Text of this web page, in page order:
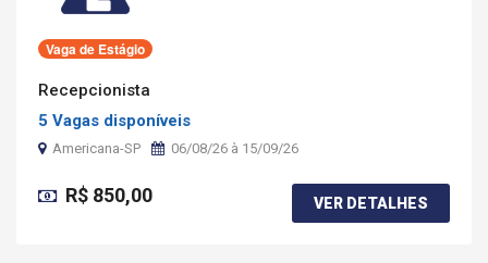
Vaga de Estágio
Recepcionista
5 Vagas disponíveis
Americana-SP 06/08/26 à 15/09/26
R$ 850,00 VER DETALHES